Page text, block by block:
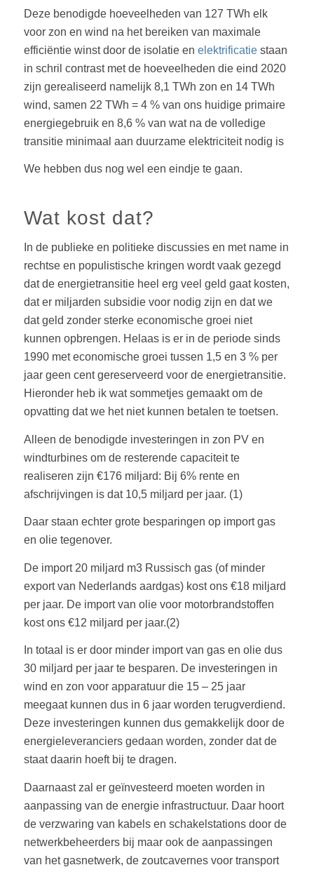
Deze benodigde hoeveelheden van 127 TWh elk
voor zon en wind na het bereiken van maximale
efficiëntie winst door de isolatie en elektrificatiestaan
in schril contrast met de hoeveelheden die eind 2020
zijn gerealiseerd namelijk 8,1 TWh zon en 14 TWh
wind, samen 22 TWh = 4 % van ons huidige primaire
energiegebruik en 8,6 % van wat na de volledige
transitie minimaal aan duurzame elektriciteit nodig is
We hebben dus nog wel een eindje te gaan.
Wat kost dat?
In de publieke en politieke discussies en met name in
rechtse en populistische kringen wordt vaak gezegd
dat de energietransitie heel erg veel geld gaat kosten,
dat er miljarden subsidie voor nodig zijn en dat we
dat geld zonder sterke economische groei niet
kunnen opbrengen. Helaas is er in de periode sinds
1990 met economische groei tussen 1,5 en 3 % per
jaar geen cent gereserveerd voor de energietransitie.
Hieronder heb ik wat sommetjes gemaakt om de
opvatting dat we het niet kunnen betalen te toetsen.
Alleen de benodigde investeringen in zon PV en
windturbines om de resterende capaciteit te
realiseren zijn €176 miljard: Bij 6% rente en
afschrijvingen is dat 10,5 miljard per jaar. (1)
Daar staan echter grote besparingen op import gas
en olie tegenover.
De import 20 miljard m3 Russisch gas (of minder
export van Nederlands aardgas) kost ons €18 miljard
per jaar. De import van olie voor motorbrandstoffen
kost ons €12 miljard per jaar.(2)
In totaal is er door minder import van gas en olie dus
30 miljard per jaar te besparen. De investeringen in
wind en zon voor apparatuur die 15 – 25 jaar
meegaat kunnen dus in 6 jaar worden terugverdiend.
Deze investeringen kunnen dus gemakkelijk door de
energieleveranciers gedaan worden, zonder dat de
staat daarin hoeft bij te dragen.
Daarnaast zal er geïnvesteerd moeten worden in
aanpassing van de energie infrastructuur. Daar hoort
de verzwaring van kabels en schakelstations door de
netwerkbeheerders bij maar ook de aanpassingen
van het gasnetwerk, de zoutcavernes voor transport